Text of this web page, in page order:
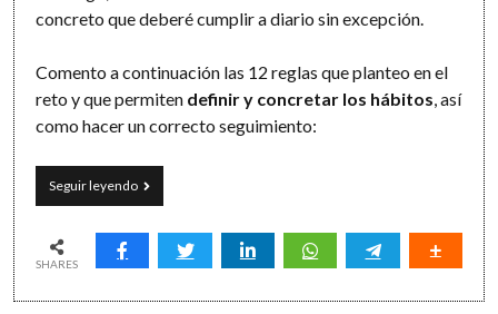
concreto que deberé cumplir a diario sin excepción.
Comento a continuación las 12 reglas que planteo en el
reto y que permiten definir y concretar los hábitos , así
como hacer un correcto seguimiento:
Seguir leyendo12
meses,
hábitos,
[2020/2021]
SHARES